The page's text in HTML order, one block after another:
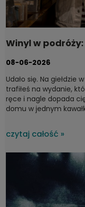
Winyl w
08-06-2026
Udało się. Na giełdzie
trafiłeś na wydanie,
ręce i nagle dopada
domu w jednym
czytaj całość »